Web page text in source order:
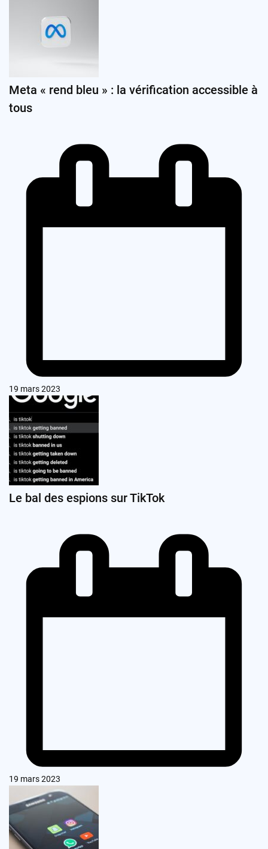
Meta « rend bleu » : la vérification accessible à
tous
19 mars 2023
Le bal des espions sur TikTok
19 mars 2023